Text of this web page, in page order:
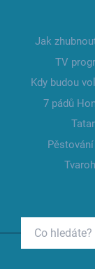
Jak
TV
Kdy budou
7 pádů